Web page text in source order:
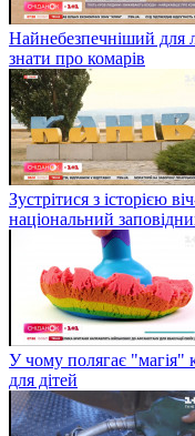
Найнебезпечніший для
знати про комарів
Зустрітися з історією
національний
У чому полягає "магія"
для дітей